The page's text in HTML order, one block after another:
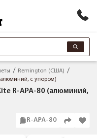
Remington (США)
с упором)
R-APA-80 (алюминий,
R-APA-80